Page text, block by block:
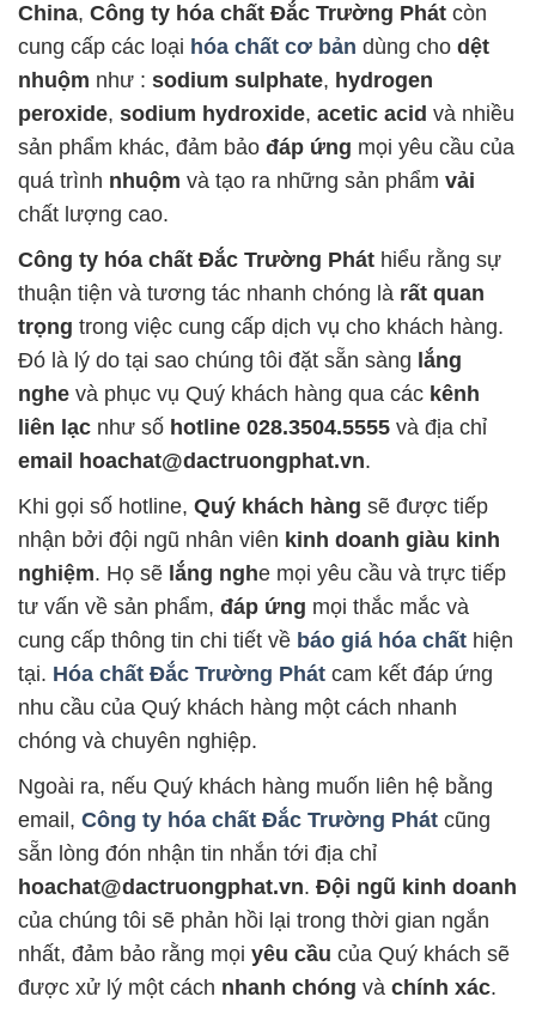
China, Công ty hóa chất Đắc Trường Phát còn
cung cấp các loại hóa chất cơ bản dùng cho dệt
nhuộm như : sodium sulphate, hydrogen
peroxide, sodium hydroxide, acetic acid và nhiều
sản phẩm khác, đảm bảo đáp ứng mọi yêu cầu của
quá trình nhuộm và tạo ra những sản phẩm vải
chất lượng cao.
Công ty hóa chất Đắc Trường Phát hiểu rằng sự
thuận tiện và tương tác nhanh chóng là rất quan
trọng trong việc cung cấp dịch vụ cho khách hàng.
Đó là lý do tại sao chúng tôi đặt sẵn sàng lắng
nghe và phục vụ Quý khách hàng qua các kênh
liên lạc như số hotline 028.3504.5555 và địa chỉ
email hoachat@dactruongphat.vn.
Khi gọi số hotline, Quý khách hàng sẽ được tiếp
nhận bởi đội ngũ nhân viên kinh doanh giàu kinh
nghiệm. Họ sẽ lắng nghe mọi yêu cầu và trực tiếp
tư vấn về sản phẩm, đáp ứng mọi thắc mắc và
cung cấp thông tin chi tiết về báo giá hóa chất hiện
tại. Hóa chất Đắc Trường Phát cam kết đáp ứng
nhu cầu của Quý khách hàng một cách nhanh
chóng và chuyên nghiệp.
Ngoài ra, nếu Quý khách hàng muốn liên hệ bằng
email, Công ty hóa chất Đắc Trường Phát cũng
sẵn lòng đón nhận tin nhắn tới địa chỉ
hoachat@dactruongphat.vn. Đội ngũ kinh doanh
của chúng tôi sẽ phản hồi lại trong thời gian ngắn
nhất, đảm bảo rằng mọi yêu cầu của Quý khách sẽ
được xử lý một cách nhanh chóng và chính xác.